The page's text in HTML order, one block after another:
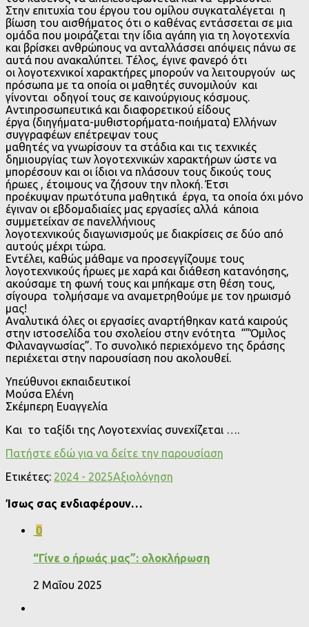
Στην επιτυχία του έργου του ομίλου συγκαταλέγεται η
βίωση του αισθήματος ότι ο καθένας εντάσσεται σε μια
ομάδα που μοιράζεται την ίδια αγάπη για τη λογοτεχνία
και βρίσκει ανθρώπους να ανταλλάσσει απόψεις πάνω σε
αυτά που ανακαλύπτει. Τέλος, έγινε φανερό ότι
οι λογοτεχνικοί χαρακτήρες μπορούν να λειτουργούν ως
πρόσωπα με τα οποία οι μαθητές συνομιλούν και
γίνονται οδηγοί τους σε καινούργιους κόσμους.
Αντιπροσωπευτικά και διαφορετικού είδους
έργα (διηγήματα-μυθιστορήματα-ποιήματα) Ελλήνων
συγγραφέων επέτρεψαν τους
μαθητές να γνωρίσουν τα στάδια και τις τεχνικές
δημιουργίας των λογοτεχνικών χαρακτήρων ώστε να
μπορέσουν και οι ίδιοι να πλάσουν τους δικούς τους
ήρωες , έτοιμους να ζήσουν την πλοκή. Έτσι
προέκυψαν πρωτότυπα μαθητικά έργα, τα οποία όχι μόνο
έγιναν οι εβδομαδιαίες μας εργασίες αλλά κάποια
συμμετείχαν σε πανελλήνιους
λογοτεχνικούς διαγωνισμούς με διακρίσεις σε δύο από
αυτούς μέχρι τώρα.
Εντέλει, καθώς μάθαμε να προσεγγίζουμε τους
λογοτεχνικούς ήρωες με χαρά και διάθεση κατανόησης,
ακούσαμε τη φωνή τους και μπήκαμε στη θέση τους,
σίγουρα τολμήσαμε να αναμετρηθούμε με τον ηρωισμό
μας!
Αναλυτικά όλες οι εργασίες αναρτήθηκαν κατά καιρούς
στην ιστοσελίδα του σχολείου στην ενότητα “”Όμιλος
Φιλαναγνωσίας”. Το συνολικό περιεχόμενο της δράσης
περιέχεται στην παρουσίαση που ακολουθεί.
Υπεύθυνοι εκπαιδευτικοί
Μούσα Ελένη
Σκέμπερη Ευαγγελία
Και το ταξίδι της Λογοτεχνίας συνεχίζεται ….
Πατήστε εδώ για να δείτε την παρουσίαση
Ετικέτες: 2024 - 2025Αξιολόγηση
Ίσως σας ενδιαφέρουν…
0
“Γίνε ο ήρωάς μας”: ολοκλήρωση
2 Μαΐου 2025